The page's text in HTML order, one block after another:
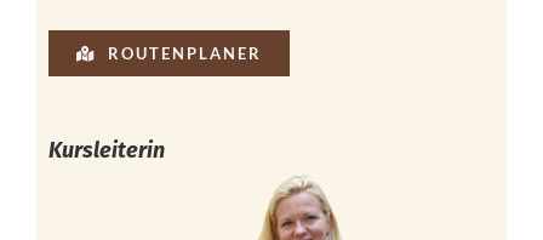
ROUTENPLANER
Kursleiterin